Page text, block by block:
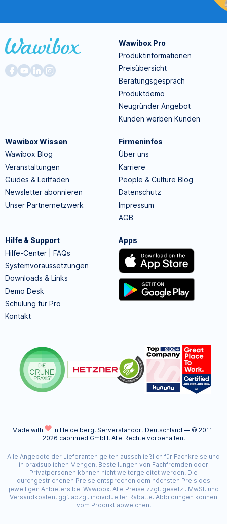
Wawibox Pro
Produktinformationen
Preisübersicht
Beratungsgespräch
Produktdemo
Neugründer Angebot
Kunden werben Kunden
Wawibox Wissen
Wawibox Blog
Veranstaltungen
Guides & Leitfäden
Newsletter abonnieren
Unser Partnernetzwerk
Firmeninfos
Über uns
Karriere
People & Culture Blog
Datenschutz
Impressum
AGB
Hilfe & Support
Hilfe-Center | FAQs
Systemvoraussetzungen
Downloads & Links
Demo Desk
Schulung für Pro
Kontakt
Apps
Made with in Heidelberg. Serverstandort Deutschland — © 2011-
2026 caprimed GmbH. Alle Rechte vorbehalten.
Alle Angebote der Lieferanten gelten ausschließlich für Fachkreise und
in praxisüblichen Mengen. Bestellungen von Fachfremden oder
Privatpersonen können nicht weitergeleitet werden. Die
durchgestrichenen Preise entsprechen dem höchsten Preis des
jeweiligen Anbieters bei Wawibox. Alle Preise zzgl. gesetzl. MwSt. und
Versandkosten, ggf. abzgl. individueller Rabatte. Abbildungen können
vom Produkt abweichen.